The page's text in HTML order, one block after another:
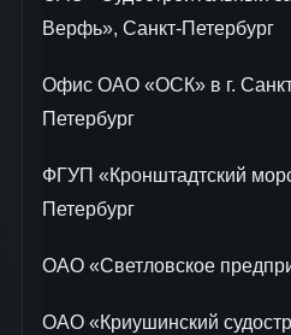
Верфь», Санкт-Петербург
Офис OAO «ОСК» в г.
Петербург
ФГУП «Кронштадтский
Петербург
ОАО «Светловское
ОАО «Криушинский